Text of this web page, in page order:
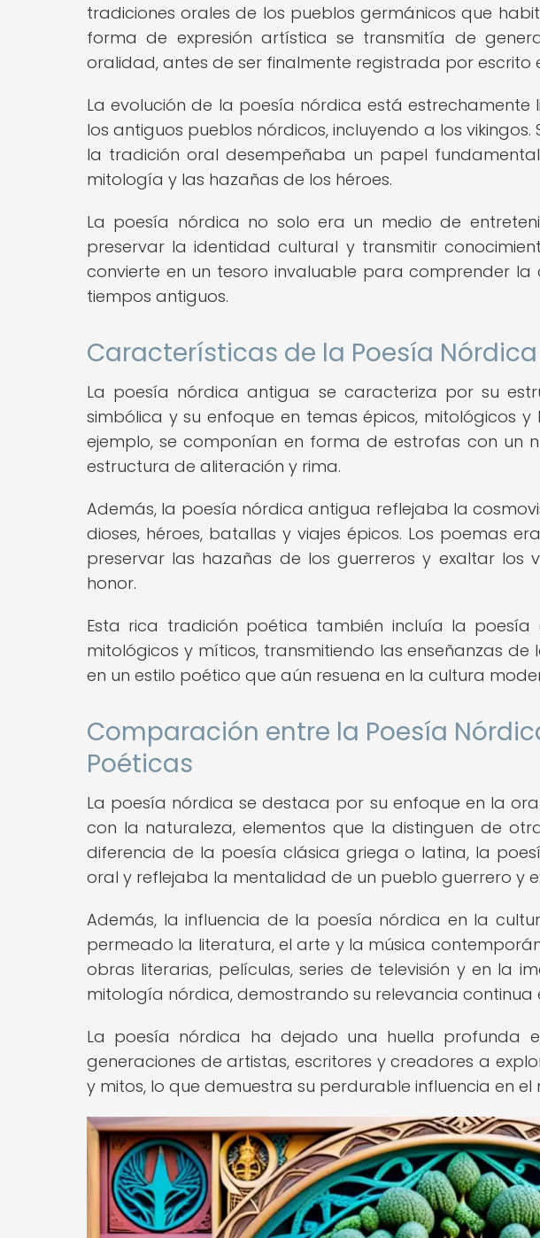
tradiciones orales de los pueblos germánicos que
forma de expresión artística se transmitía de
oralidad, antes de ser finalmente registrada por escrito
La evolución de la poesía nórdica está
los antiguos pueblos nórdicos, incluyendo a los
la tradición oral desempeñaba un papel
mitología y las hazañas de los héroes.
La poesía nórdica no solo era un medio de
preservar la identidad cultural y transmitir
convierte en un tesoro invaluable para comprender
tiempos antiguos.
Características de la Poesía
La poesía nórdica antigua se caracteriza por su
simbólica y su enfoque en temas épicos, mitológicos y
ejemplo, se componían en forma de estrofas con un
estructura de aliteración y rima.
Además, la poesía nórdica antigua reflejaba la
dioses, héroes, batallas y viajes épicos. Los poemas
preservar las hazañas de los guerreros y exaltar
honor.
Esta rica tradición poética también incluía la
mitológicos y míticos, transmitiendo las enseñanzas de
en un estilo poético que aún resuena en la cultura
Comparación entre la Poesía
Poéticas
La poesía nórdica se destaca por su enfoque en la
con la naturaleza, elementos que la distinguen de
diferencia de la poesía clásica griega o latina, la
oral y reflejaba la mentalidad de un pueblo guerrero y
Además, la influencia de la poesía nórdica en la
permeado la literatura, el arte y la música
obras literarias, películas, series de televisión y en la
mitología nórdica, demostrando su relevancia continua
La poesía nórdica ha dejado una huella profunda
generaciones de artistas, escritores y creadores a
y mitos, lo que demuestra su perdurable influencia en